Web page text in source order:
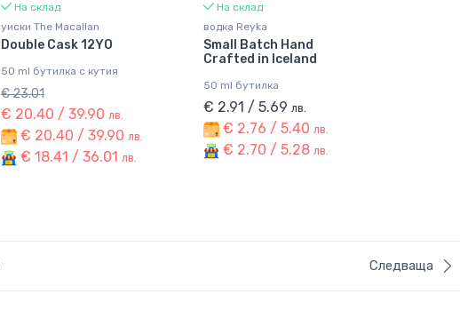
На склад
уиски The Macallan
Double Cask 12YO
50 ml бутилка с кутия
€ 23.01
€ 20.40 / 39.90 лв.
€ 20.40 / 39.90 лв.
€ 18.41 / 36.01 лв.
На склад
водка Reyka
Small Batch Hand
Crafted in Iceland
50 ml бутилка
€ 2.91 / 5.69лв.
€ 2.76 / 5.40лв.
€ 2.70 / 5.28лв.
Следваща